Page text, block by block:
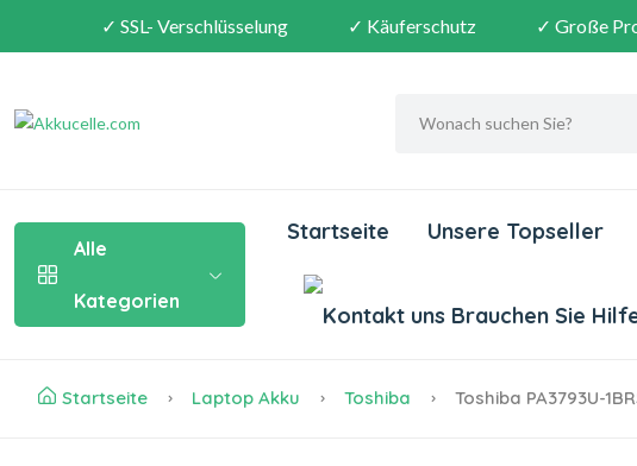
✓ SSL- Verschlüsselung ✓ Käuferschutz ✓ Große
Alle
Kategorien
Startseite Unsere Topseller
Brauchen Sie
Startseite Laptop Akku Toshiba Toshiba PA3793U-